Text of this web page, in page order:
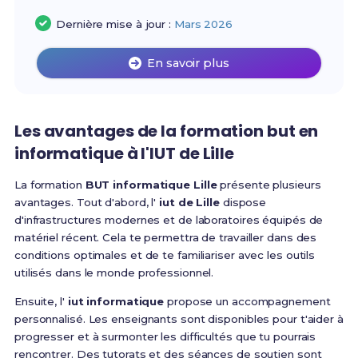
Dernière mise à jour : Mars 2026
En savoir plus
Les avantages de la formation but en
informatique à l'IUT de Lille
La formation BUT informatique Lilleprésente plusieurs
avantages. Tout d'abord, l' iut de Lilledispose
d'infrastructures modernes et de laboratoires équipés de
matériel récent. Cela te permettra de travailler dans des
conditions optimales et de te familiariser avec les outils
utilisés dans le monde professionnel.
Ensuite, l' iut informatique propose un accompagnement
personnalisé. Les enseignants sont disponibles pour t'aider à
progresser et à surmonter les difficultés que tu pourrais
rencontrer. Des tutorats et des séances de soutien sont